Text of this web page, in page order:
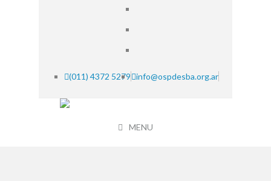
(011) 4372 5279 info@ospdesba.org.ar
MENU